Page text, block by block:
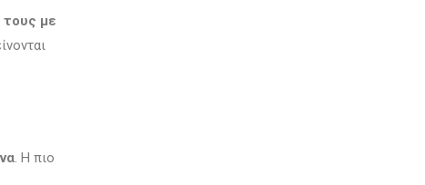
τους με
. Η πιο